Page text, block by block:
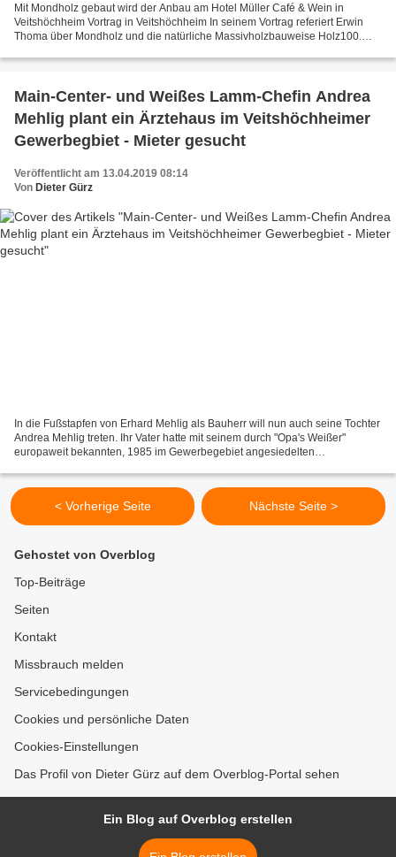
Mit Mondholz gebaut wird der Anbau am Hotel Müller Café & Wein in
Veitshöchheim Vortrag in Veitshöchheim In seinem Vortrag referiert Erwin
Thoma über Mondholz und die natürliche Massivholzbauweise Holz100.
Main-Center- und Weißes Lamm-Chefin Andrea
Mehlig plant ein Ärztehaus im Veitshöchheimer
Gewerbegbiet - Mieter gesucht
Veröffentlicht am 13.04.2019 08:14
Von Dieter Gürz
In die Fußstapfen von Erhard Mehlig als Bauherr will nun auch seine Tochter
Andrea Mehlig treten. Ihr Vater hatte mit seinem durch "Opa's Weißer"
europaweit bekannten, 1985 im Gewerbegebiet angesiedelten
< Vorherige Seite Nächste Seite >
Gehostet von Overblog
Top-Beiträge
Seiten
Kontakt
Missbrauch melden
Servicebedingungen
Cookies und persönliche Daten
Cookies-Einstellungen
Das Profil von Dieter Gürz auf dem Overblog-Portal sehen
Ein Blog auf Overblog erstellen